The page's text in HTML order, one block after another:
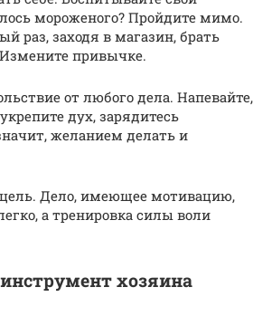
мороженого? Пройдите мимо.
раз, заходя в магазин, брать
привычке.
от любого дела. Напевайте,
дух, зарядитесь
желанием делать и
Дело, имеющее мотивацию,
а тренировка силы воли
хозяина